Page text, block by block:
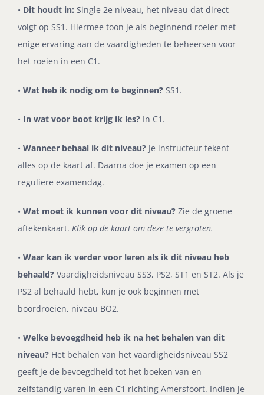
• Dit houdt in: Single 2e niveau, het niveau dat direct
volgt op SS1. Hiermee toon je als beginnend roeier met
enige ervaring aan de vaardigheden te beheersen voor
het roeien in een C1.
• Wat heb ik nodig om te beginnen? SS1.
• In wat voor boot krijg ik les? In C1.
• Wanneer behaal ik dit niveau? Je instructeur tekent
alles op de kaart af. Daarna doe je examen op een
reguliere examendag.
• Wat moet ik kunnen voor dit niveau? Zie de groene
aftekenkaart. Klik op de kaart om deze te vergroten.
• Waar kan ik verder voor leren als ik dit niveau heb
behaald? Vaardigheidsniveau SS3, PS2, ST1 en ST2. Als je
PS2 al behaald hebt, kun je ook beginnen met
boordroeien, niveau BO2.
• Welke bevoegdheid heb ik na het behalen van dit
niveau? Het behalen van het vaardigheidsniveau SS2
geeft je de bevoegdheid tot het boeken van en
zelfstandig varen in een C1 richting Amersfoort. Indien je